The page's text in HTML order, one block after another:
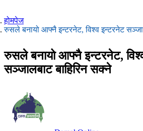
होमपेज
रुसले बनायो आफ्नै इन्टरनेट, विश्व इन्टरनेट
रुसले बनायो आफ्नै इन्टरनेट,
सञ्जालबाट बाहिरिन सक्ने